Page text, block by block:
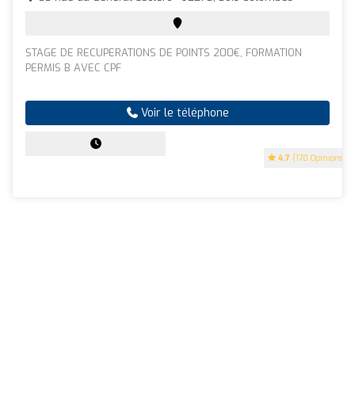
4.7 (170 Opinions)
STAGE DE RECUPERATIONS DE POINTS 200€, FORMATION
PERMIS B AVEC CPF
Voir le téléphone